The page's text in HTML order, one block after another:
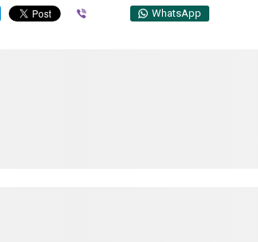
WhatsApp